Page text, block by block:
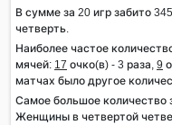
В сумме за 20 игр забито
четверть.
Наиболее частое
мячей: 17 очко(в) - 3 раза, 9
матчах было другое
Самое большое
Женщины в четвертой